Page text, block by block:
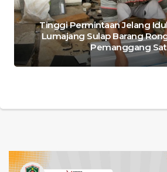
Tinggi Permintaan Jelang
Lumajang Sulap Barang
Pemanggang